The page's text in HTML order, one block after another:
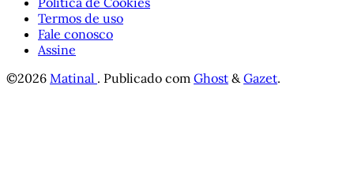
Termos de uso
Fale conosco
Assine
©2026 Matinal . Publicado com Ghost & Gazet.